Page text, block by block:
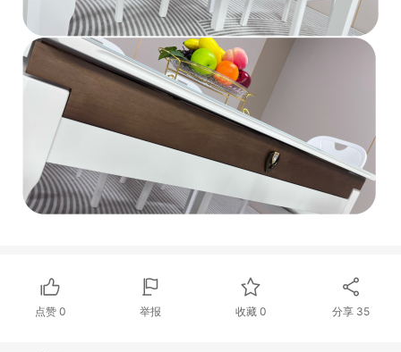
点赞 0 举报 收藏 0 分享 35